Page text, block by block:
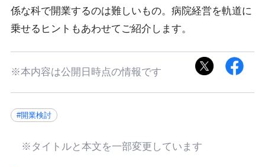
係な科で開業するのは難しいもの。病院経営を軌道に
乗せるヒントもあわせてご紹介します。
※本内容は公開日時点の情報です
#開業検討
※タイトルと本文を一部変更しています